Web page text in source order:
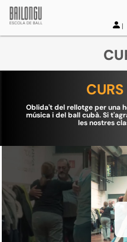
Oblida't del rellotge per una
música i del ball cubà. Si
les nostres